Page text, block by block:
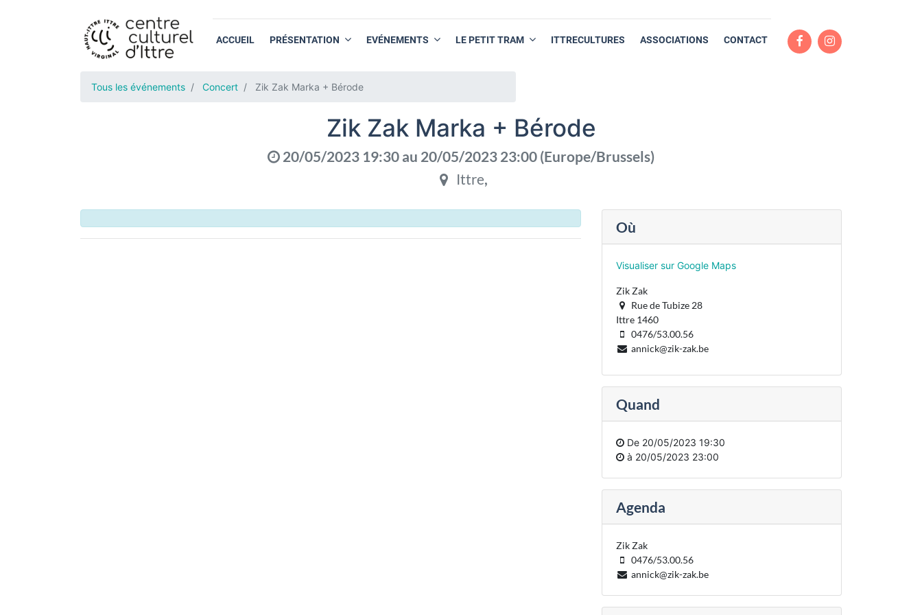
ACCUEIL PRÉSENTATION EVÉNEMENTS LE PETIT TRAM ITTRECULTURES ASSOCIATIONS CONTACT
Tous les événements Concert Zik Zak Marka + Bérode
Zik Zak Marka + Bérode
20/05/2023 19:30 au 20/05/2023 23:00 (Europe/Brussels)
Ittre,
Où
Visualiser sur Google Maps
Zik Zak
Rue de Tubize 28
Ittre 1460
0476/53.00.56
annick@zik-zak.be
Quand
De 20/05/2023 19:30
à 20/05/2023 23:00
Agenda
Zik Zak
0476/53.00.56
annick@zik-zak.be